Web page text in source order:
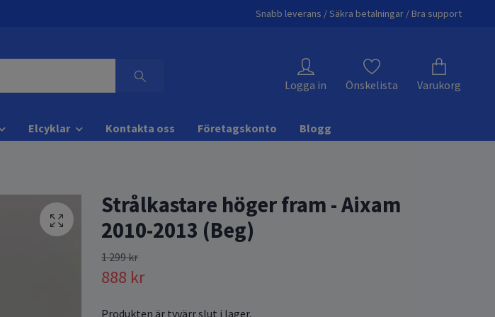
Snabb leverans / Säkra betalningar / Bra support
Logga in Önskelista Varukorg
Elcyklar Kontakta oss Företagskonto Blogg
Strålkastare höger fram - Aixam
2010-2013 (Beg)
1 299 kr
888 kr
Produkten är tyvärr slut i lager.